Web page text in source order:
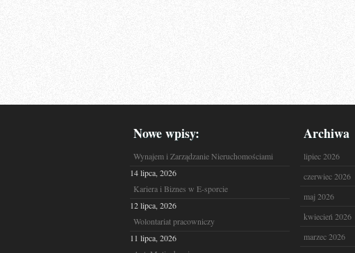
Nowe wpisy:
Wynajem i Zarządzanie Nieruchomościami
14 lipca, 2026
Kariera i Biznes w E-sporcie
12 lipca, 2026
Wolontariat pracowniczy
11 lipca, 2026
Archiwa
lipiec 2026
czerwiec 2026
maj 2026
kwiecień 2026
marzec 2026